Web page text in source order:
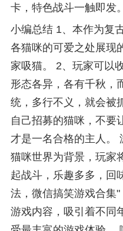
卡，特色战斗一触即发。
小编总结 1、本作为复
各猫咪的可爱之处展现
家吸猫。 2、玩家可以
形态各异，各有千秋，
统，多行不义，就会被
自己招募的猫咪，不要
才是一名合格的主人。
猫咪世界为背景，玩家
起战斗，乐趣多多，回
法，微信搞笑游戏合集
游戏内容，吸引着不同